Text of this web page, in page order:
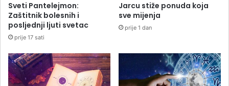
Sveti Pantelejmon:
Zaštitnik bolesnih i
posljednji ljuti svetac
prije 17 sati
Jarcu stiže ponuda koja
sve mijenja
prije 1 dan